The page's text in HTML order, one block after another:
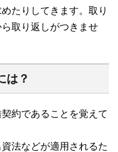
たりしてきます。取り
取り返しがつきませ
は？
約であることを覚えて
法などが適用されるた